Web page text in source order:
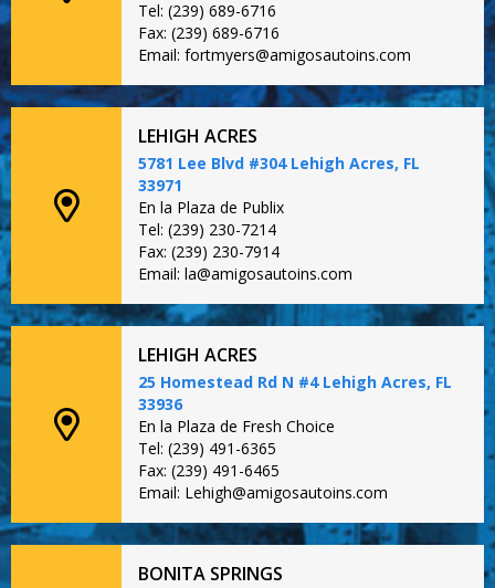
Tel: (239) 689-6716
Fax: (239) 689-6716
Email: fortmyers@amigosautoins.com
LEHIGH ACRES
5781 Lee Blvd #304 Lehigh Acres, FL
33971
En la Plaza de Publix
Tel: (239) 230-7214
Fax: (239) 230-7914
Email: la@amigosautoins.com
LEHIGH ACRES
25 Homestead Rd N #4 Lehigh Acres, FL
33936
En la Plaza de Fresh Choice
Tel: (239) 491-6365
Fax: (239) 491-6465
Email: Lehigh@amigosautoins.com
BONITA SPRINGS